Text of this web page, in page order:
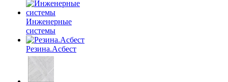
Инженерные
системы
Резина.Асбест